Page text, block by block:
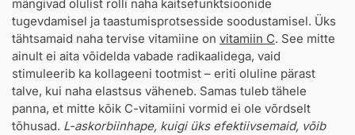
mängivad olulist rolli naha kaitsefunktsioonide
tugevdamisel ja taastumisprotsesside soodustamisel. Üks
tähtsamaid naha tervise vitamiine on vitamiin C. See mitte
ainult ei aita võidelda vabade radikaalidega, vaid
stimuleerib ka kollageeni tootmist – eriti oluline pärast
talve, kui naha elastsus väheneb. Samas tuleb tähele
panna, et mitte kõik C-vitamiini vormid ei ole võrdselt
tõhusad. L-askorbiinhape, kuigi üks efektiivsemaid, võib